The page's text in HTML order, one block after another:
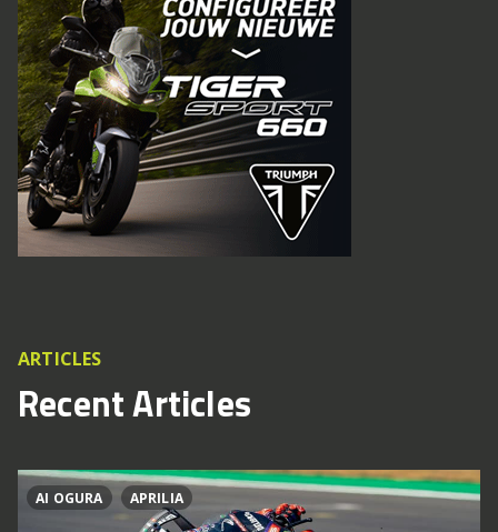
ARTICLES
Recent Articles
AI OGURA APRILIA